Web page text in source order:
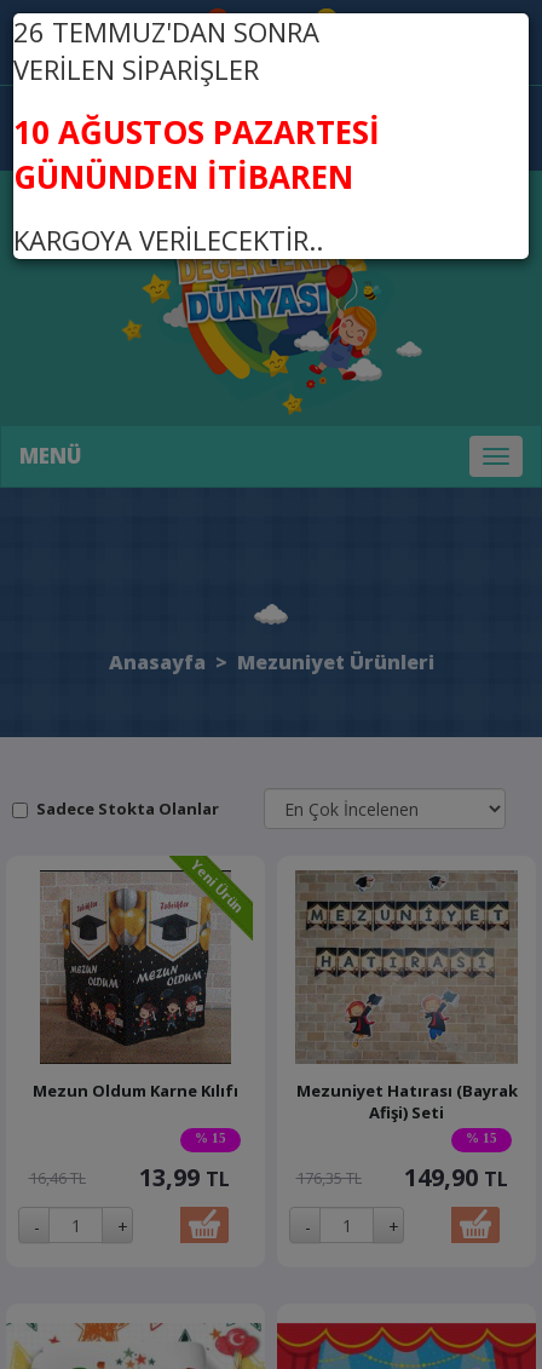
Üye Ol Giriş Yap
MENÜ
Toggle
Anasayfa > Mezuniyet Ürünleri
Sadece Stokta Olanlar
% 15
Mezun Oldum Karne Kılıfı
16,46 TL 13,99 TL
% 15
Mezuniyet Hatırası (Bayrak
Afişi) Seti
176,35 TL 149,90 TL
26 TEMMUZ'DAN SONRA
VERİLEN SİPARİŞLER
10 AĞUSTOS PAZARTESİ
GÜNÜNDEN İTİBAREN
KARGOYA VERİLECEKTİR..